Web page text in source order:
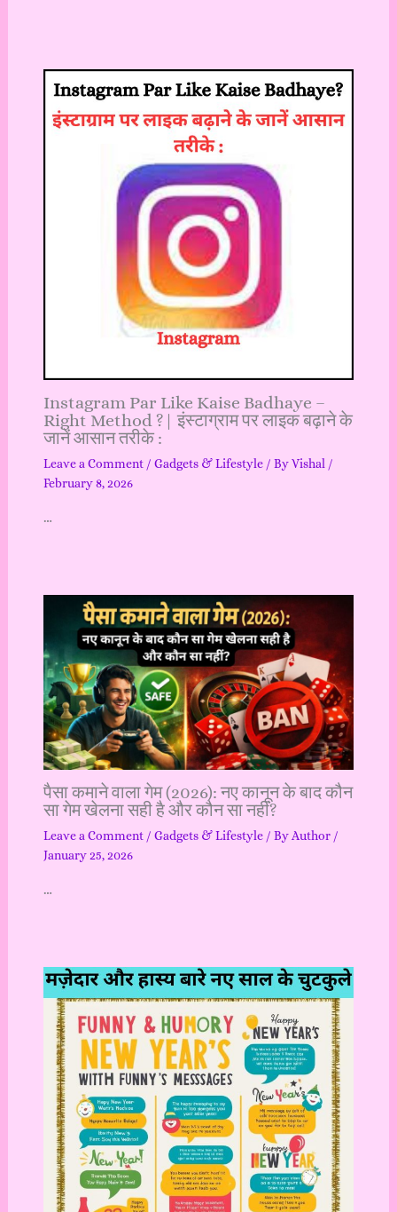
Instagram Par Like Kaise Badhaye –
Right Method ?| इंस्टाग्राम पर लाइक बढ़ाने के
जानें आसान तरीके :
Leave a Comment / Gadgets & Lifestyle/ ByVishal /
February 8, 2026
…
पैसा कमाने वाला गेम (2026): नए कानून के बाद कौन
सा गेम खेलना सही है और कौन सा नहीं?
Leave a Comment / Gadgets & Lifestyle/ ByAuthor /
January 25, 2026
…